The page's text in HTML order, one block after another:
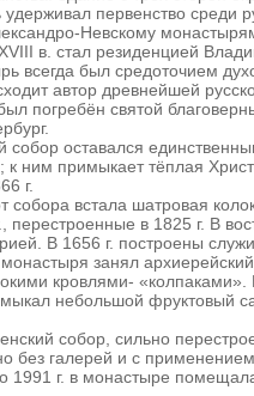
первенство среди
Невскому
в. стал резиденцией
всегда был средоточием
автор древнейшей
погребён святой
собор оставался
ним примыкает тёплая
г.
собора встала шатровая
перестроенные в 1825 г. В
В 1656 г. построены
занял
кровлями- «колпаками».
небольшой фруктовый
собор, сильно
без галерей и с
1991 г. в монастыре